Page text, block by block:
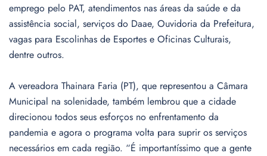
emprego pelo PAT, atendimentos nas áreas da saúde e da
assistência social, serviços do Daae, Ouvidoria da Prefeitura,
vagas para Escolinhas de Esportes e Oficinas Culturais,
dentre outros.
A vereadora Thainara Faria (PT), que representou a Câmara
Municipal na solenidade, também lembrou que a cidade
direcionou todos seus esforços no enfrentamento da
pandemia e agora o programa volta para suprir os serviços
necessários em cada região. “É importantíssimo que a gente